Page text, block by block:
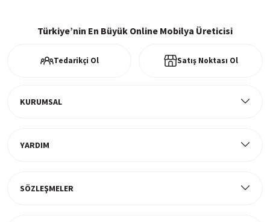
Türkiye’nin En Büyük Online Mobilya Üreticisi
Tedarikçi Ol Satış Noktası Ol
KURUMSAL
YARDIM
SÖZLEŞMELER